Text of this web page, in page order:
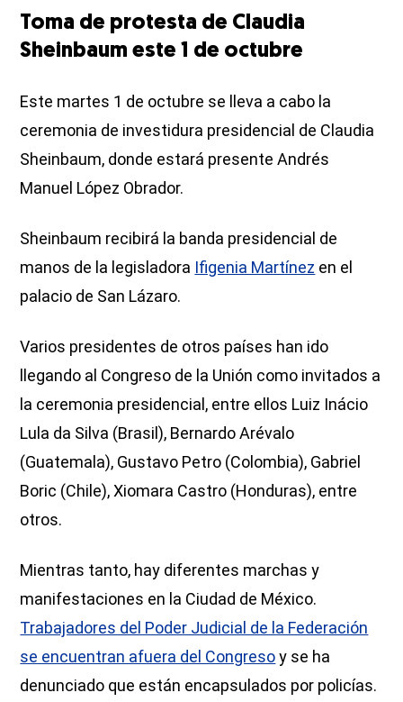
Toma de protesta de Claudia
Sheinbaum este 1 de octubre
Este martes 1 de octubre se lleva a cabo la
ceremonia de investidura presidencial de Claudia
Sheinbaum, donde estará presente Andrés
Manuel López Obrador.
Sheinbaum recibirá la banda presidencial de
manos de la legisladora Ifigenia Martínez en el
palacio de San Lázaro.
Varios presidentes de otros países han ido
llegando al Congreso de la Unión como invitados a
la ceremonia presidencial, entre ellos Luiz Inácio
Lula da Silva (Brasil), Bernardo Arévalo
(Guatemala), Gustavo Petro (Colombia), Gabriel
Boric (Chile), Xiomara Castro (Honduras), entre
otros.
Mientras tanto, hay diferentes marchas y
manifestaciones en la Ciudad de México.
Trabajadores del Poder Judicial de la Federación
se encuentran afuera del Congresoy se ha
denunciado que están encapsulados por policías.